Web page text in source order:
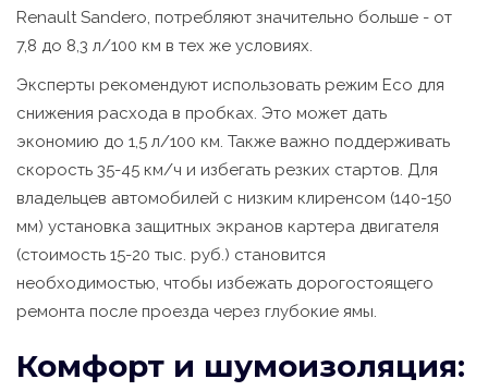
Renault Sandero, потребляют значительно больше - от
7,8 до 8,3 л/100 км в тех же условиях.
Эксперты рекомендуют использовать режим Eco для
снижения расхода в пробках. Это может дать
экономию до 1,5 л/100 км. Также важно поддерживать
скорость 35-45 км/ч и избегать резких стартов. Для
владельцев автомобилей с низким клиренсом (140-150
мм) установка защитных экранов картера двигателя
(стоимость 15-20 тыс. руб.) становится
необходимостью, чтобы избежать дорогостоящего
ремонта после проезда через глубокие ямы.
Комфорт и шумоизоляция: